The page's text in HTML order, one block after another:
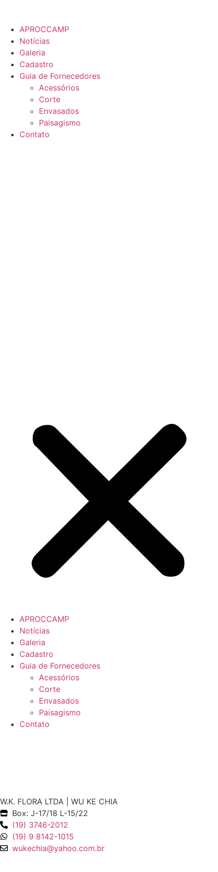
APROCCAMP
Notícias
Galeria
Cadastro
Guia de Fornecedores
Acessórios
Corte
Envasados
Paisagismo
Contato
APROCCAMP
Notícias
Galeria
Cadastro
Guia de Fornecedores
Acessórios
Corte
Envasados
Paisagismo
Contato
W.K. FLORA LTDA | WU KE CHIA
Box: J-17/18 L-15/22
(19) 3746-2012
(19) 9 8142-1015
wukechia@yahoo.com.br